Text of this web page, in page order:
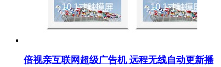
倍视亲互联网超级广告机 远程无线自动更新播